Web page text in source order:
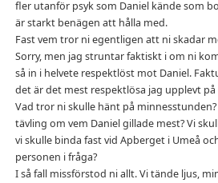
fler utanför psyk som Daniel kände som
är starkt benägen att hålla med.
Fast vem tror ni egentligen att ni skadar
Sorry, men jag struntar faktiskt i om ni
så in i helvete respektlöst mot Daniel.
det är det mest respektlösa jag upplevt
Vad tror ni skulle hänt på
tävling om vem Daniel gillade mest? Vi
vi skulle binda fast vid Apberget i Umeå
personen i fråga?
I så fall missförstod ni allt. Vi tände ljus,